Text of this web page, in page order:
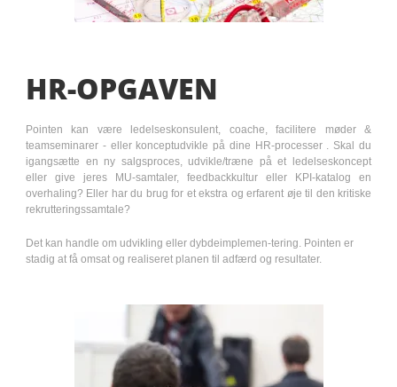
HR-OPGAVEN
Pointen kan være ledelseskonsulent, coache,facilitere møder &
teamseminarer - ellerkonceptudvikle på dine HR-processer
Skal du
igangsætte en ny salgsproces, udvikle/træne på et ledelseskoncept
eller give jeres MU-samtaler, feedbackkultur eller KPI-katalog en
overhaling? Eller har du brug for et ekstra og erfarent øje til den kritiske
rekrutteringssamtale?
Det kan handle om udvikling eller dybdeimplemen-tering. Pointen er
stadig at få omsat og realiseret planen til adfærd og resultater.